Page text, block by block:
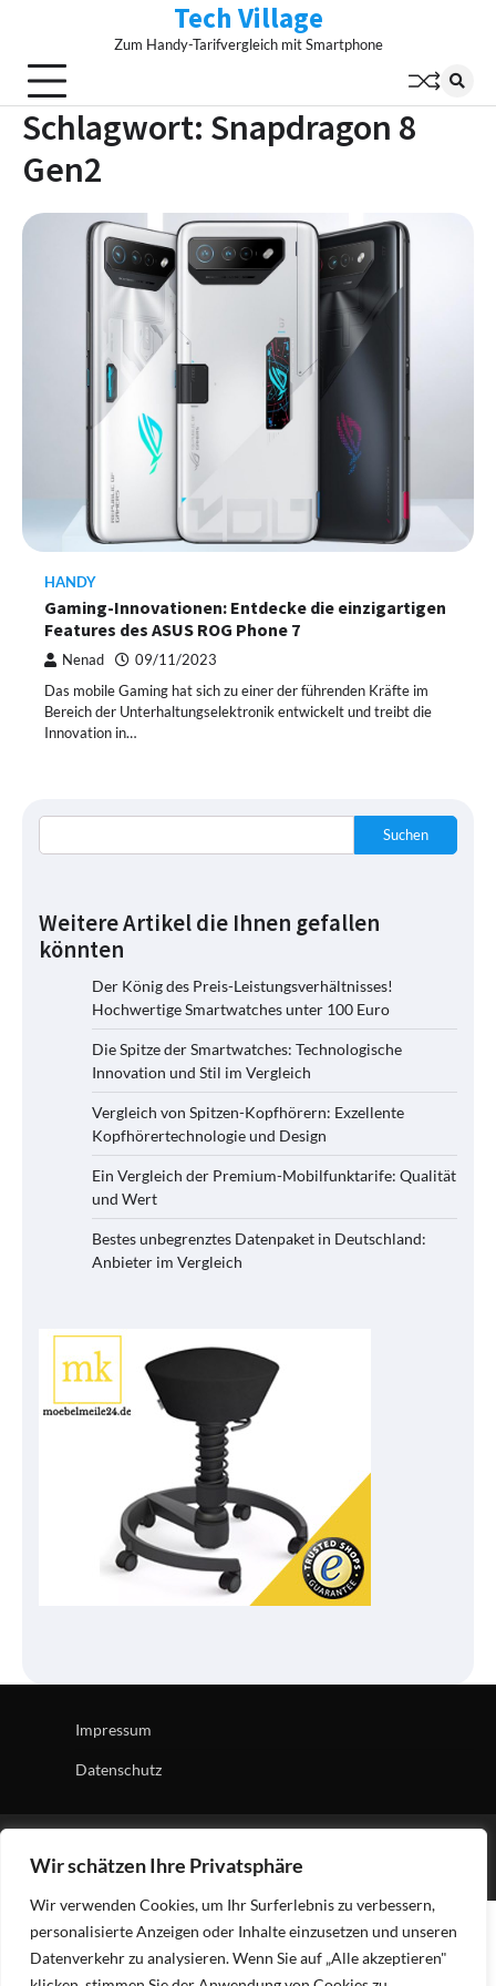
Wir schätzen Ihre Privatsphäre
Wir verwenden Cookies, um Ihr Surferlebnis zu verbessern,
personalisierte Anzeigen oder Inhalte einzusetzen und unseren
Datenverkehr zu analysieren. Wenn Sie auf „Alle akzeptieren"
content
Tech Village
Zum Handy-Tarifvergleich mit Smartphone
Schlagwort: Snapdragon 8
Gen2
HANDY
Gaming-Innovationen: Entdecke die einzigartigen
Features des ASUS ROG Phone 7
Nenad 09/11/2023
Das mobile Gaming hat sich zu einer der führenden Kräfte im
Bereich der Unterhaltungselektronik entwickelt und treibt die
Innovation in…
Suchen
Weitere Artikel die Ihnen gefallen
könnten
Der König des Preis-Leistungsverhältnisses!
Hochwertige Smartwatches unter 100 Euro
Die Spitze der Smartwatches: Technologische
Innovation und Stil im Vergleich
Vergleich von Spitzen-Kopfhörern: Exzellente
Kopfhörertechnologie und Design
Ein Vergleich der Premium-Mobilfunktarife: Qualität
und Wert
Bestes unbegrenztes Datenpaket in Deutschland:
Anbieter im Vergleich
Impressum
Datenschutz
| Powered byWordPress.